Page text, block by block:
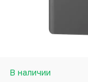
В наличии